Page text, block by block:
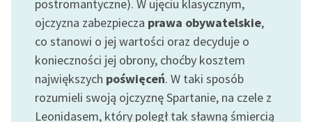
słuchania dla uczennic i
uczniów z
niepełnosprawnościami
Feministyczne inspiracje.
Popularyzacja
skandynawskiej literatury
postromantyczne). W ujęciu klasycznym,
ojczyzna zabezpiecza prawa obywatelskie,
co stanowi o jej wartości oraz decyduje o
konieczności jej obrony, choćby kosztem
największych poświęceń. W taki sposób
rozumieli swoją ojczyznę Spartanie, na czele z
Leonidasem, który poległ tak sławną śmiercią